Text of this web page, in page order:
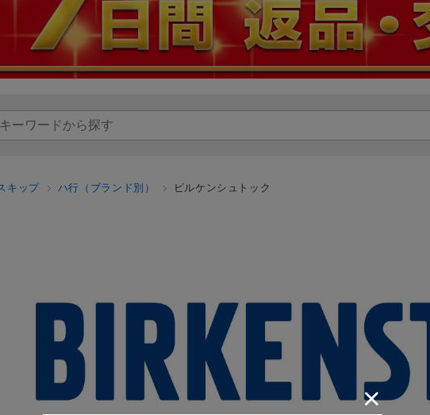
キップ ハ行（ブランド別） ビルケンシュトック